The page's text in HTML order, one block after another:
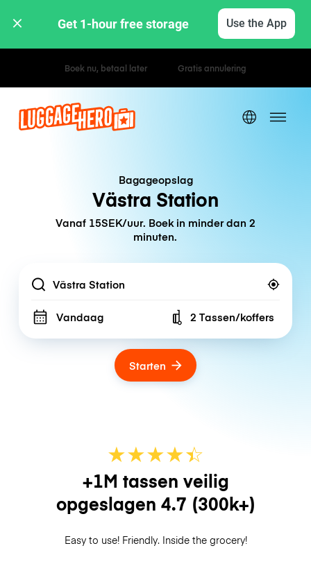
Get 1-hour free storage Use the App
Uur- / dagtarieven
Bagageopslag
Västra Station
Vanaf 15SEK/uur. Boek in minder dan 2
minuten.
Location
Vandaag Number of bags
2 Tassen/koffers
Starten
★★★★☆
★
+1M tassen veilig
opgeslagen 4.7 (300k+)
Easy to use! Friendly. Inside the grocery!